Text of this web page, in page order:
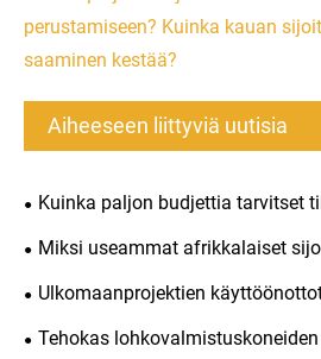
perustamiseen? Kuinka kauan
saaminen kestää?
Aiheeseen liittyviä uutisia
Kuinka paljon budjettia tarvitset
perustamiseen? Kuinka kauan
Miksi useammat afrikkalaiset
täysin automaattiset
Ulkomaanprojektien
Tehokas